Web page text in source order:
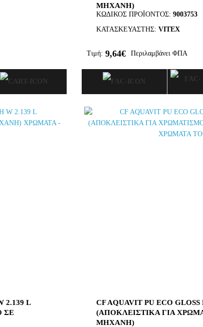
ΜΗΧΑΝΗ)
ΚΩΔΙΚΌΣ ΠΡΟΪΌΝΤΟΣ: 9003753
ΚΑΤΑΣΚΕΥΑΣΤΉΣ: VITEX
Τιμή: 9,64€ Περιλαμβάνει ΦΠΑ
2.139 L
ΣΕ
CF AQUAVIT PU ECO
(ΑΠΟΚΛΕΙΣΤΙΚΑ ΓΙΑ
ΜΗΧΑΝΗ)